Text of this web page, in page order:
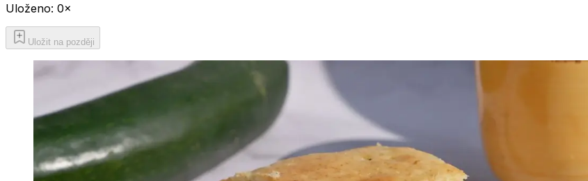
Uloženo: 0×
Uložit na později